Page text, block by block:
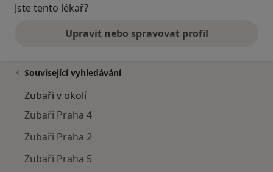
Jste tento lékař?
Upravit nebo spravovat profil
Související vyhledávání
Zubaři v okolí
Zubaři Praha 4
Zubaři Praha 2
Zubaři Praha 5